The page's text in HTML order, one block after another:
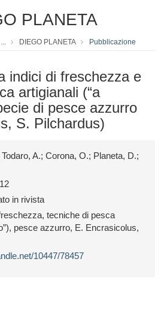
PLANETA
... DIEGO PLANETA Pubblicazione
indici di freschezza e
artigianali (“a
di pesce azzurro
S. Pilchardus)
A.; Corona, O.; Planeta, D.;
in rivista
tecniche di pesca
pesce azzurro, E. Encrasicolus,
10447/78457